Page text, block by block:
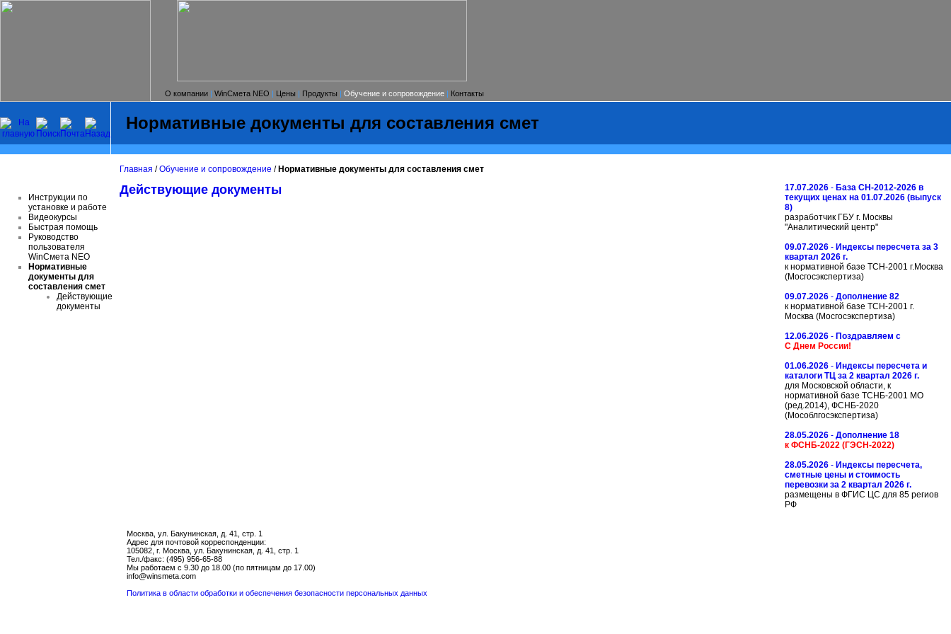
О компании | WinСмета NEO | Цены | Продукты | Обучение и сопровождение | Контакты
Нормативные документы для составления смет
Инструкции по
установке и работе
Видеокурсы
Быстрая помощь
Руководство
пользователя
WinСмета NEO
Нормативные
документы для
составления смет
Действующие
документы
Главная /Обучение и сопровождение / Нормативные документы для составления смет
Действующие документы 17.07.2026 - База СН-2012-2026 в
текущих ценах на 01.07.2026 (выпуск
8)
разработчик ГБУ г. Москвы
"Аналитический центр"
09.07.2026 - Индексы пересчета за 3
квартал 2026 г.
к нормативной базе ТСН-2001 г.Москва
(Мосгосэкспертиза)
09.07.2026 - Дополнение 82
к нормативной базе ТСН-2001 г.
Москва (Мосгосэкспертиза)
12.06.2026 - Поздравляем с
С Днем России!
01.06.2026 - Индексы пересчета и
каталоги ТЦ за 2 квартал 2026 г.
для Московской области, к
нормативной базе ТСНБ-2001 МО
(ред.2014), ФСНБ-2020
(Мособлгосэкспертиза)
28.05.2026 - Дополнение 18
к ФСНБ-2022 (ГЭСН-2022)
28.05.2026 - Индексы пересчета,
сметные цены и стоимость
перевозки за 2 квартал 2026 г.
размещены в ФГИС ЦС для 85 региов
РФ
Москва, ул. Бакунинская, д. 41, стр. 1
Адрес для почтовой корреспонденции:
105082, г. Москва, ул. Бакунинская, д. 41, стр. 1
Тел./факс: (495) 956-65-88
Мы работаем с 9.30 до 18.00 (по пятницам до 17.00)
info@winsmeta.com
Политика в области обработки и обеспечения безопасности персональных данных